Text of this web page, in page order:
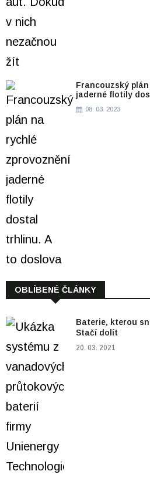
Francouzský
jaderné flotily
08. 03. 2023
OBLÍBENÉ ČLÁNKY
Baterie, kterou
Stačí dolít
20. 03. 2021